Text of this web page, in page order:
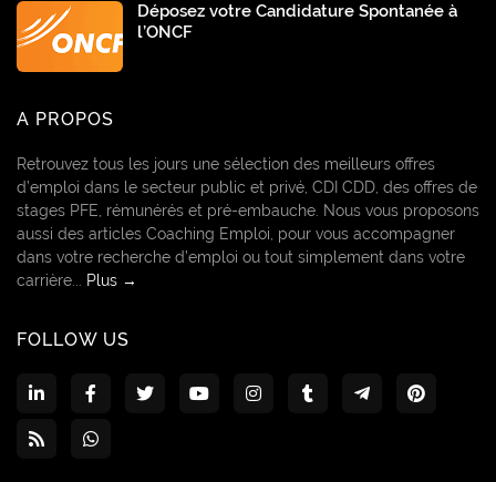
Déposez votre Candidature Spontanée à
l’ONCF
A PROPOS
Retrouvez tous les jours une sélection des meilleurs offres
d’emploi dans le secteur public et privé, CDI CDD, des offres de
stages PFE, rémunérés et pré-embauche. Nous vous proposons
aussi des articles Coaching Emploi, pour vous accompagner
dans votre recherche d’emploi ou tout simplement dans votre
carrière...
Plus →
FOLLOW US